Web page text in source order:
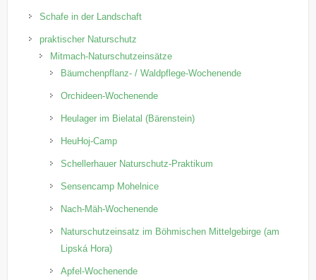
Schafe in der Landschaft
praktischer Naturschutz
Mitmach-Naturschutzeinsätze
Bäumchenpflanz- / Waldpflege-Wochenende
Orchideen-Wochenende
Heulager im Bielatal (Bärenstein)
HeuHoj-Camp
Schellerhauer Naturschutz-Praktikum
Sensencamp Mohelnice
Nach-Mäh-Wochenende
Naturschutzeinsatz im Böhmischen Mittelgebirge (am
Lipská Hora)
Apfel-Wochenende